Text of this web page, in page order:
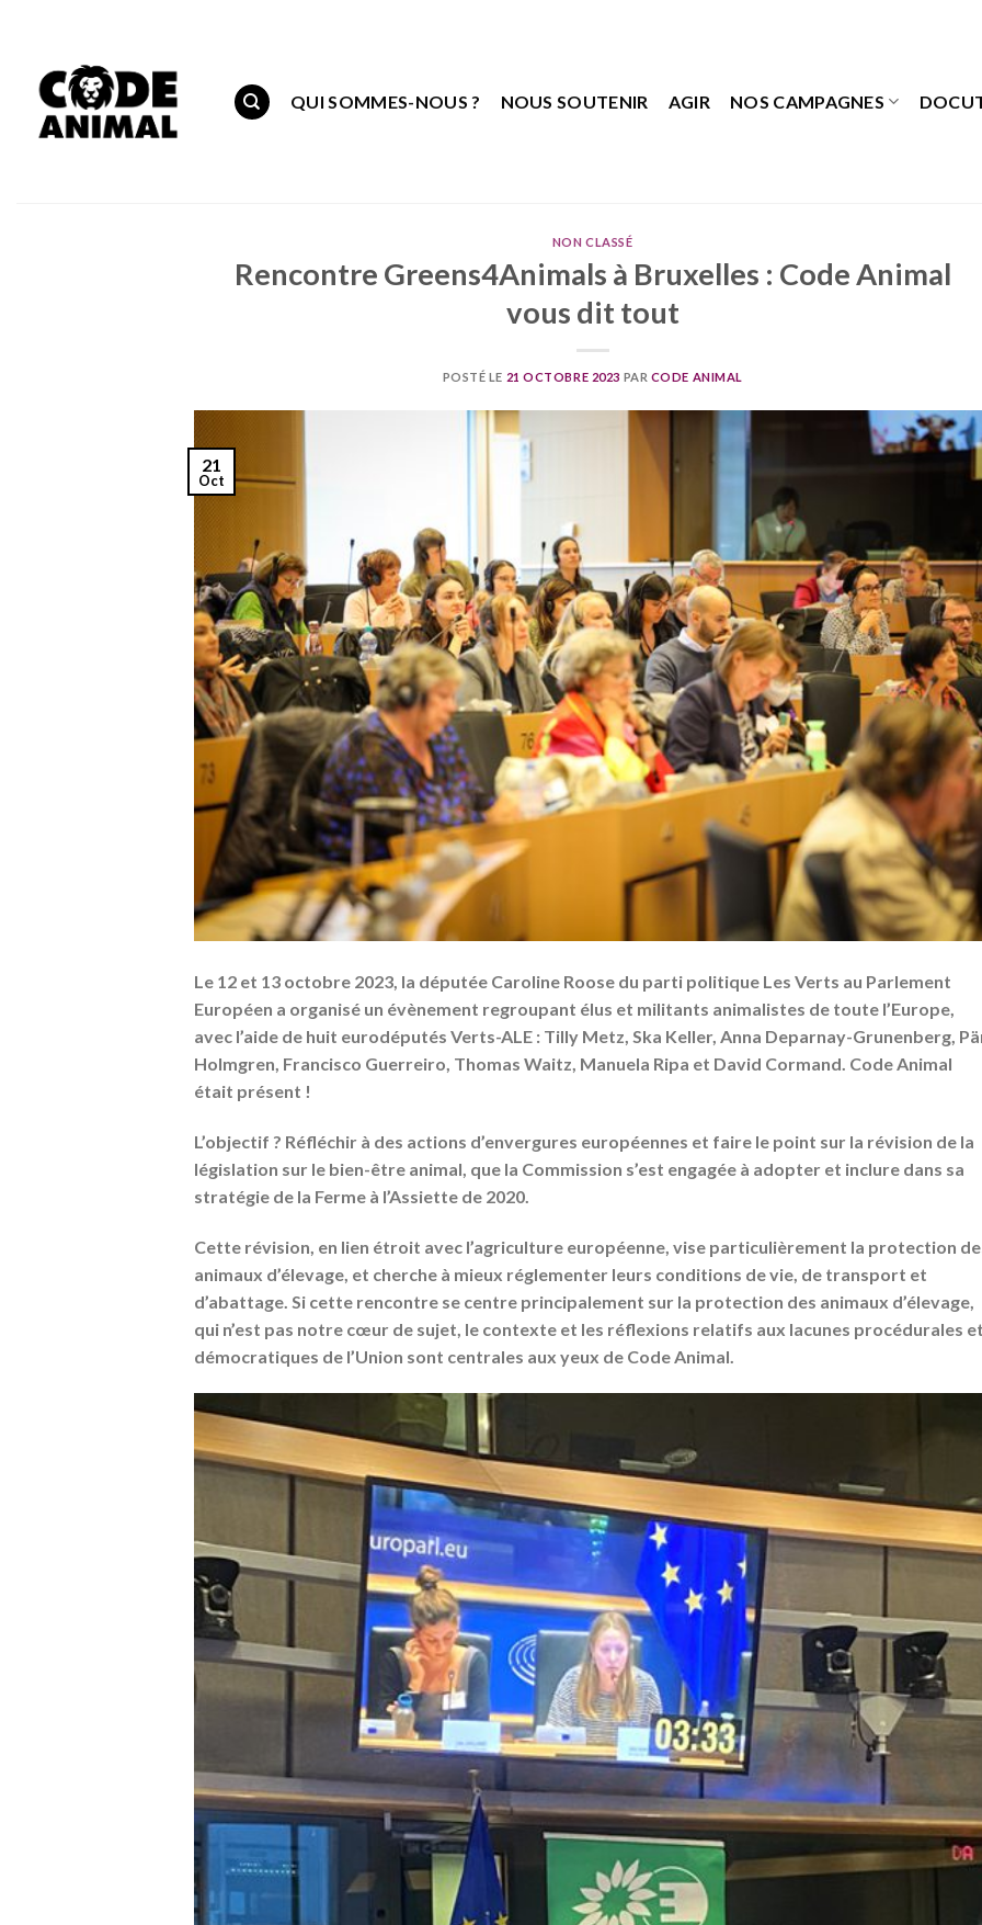
content
QUI SOMMES-NOUS ?
NOUS SOUTENIR AGIR NOS CAMPAGNES
NON CLASSÉ
Rencontre Greens4Animals à Bruxelles : Code Animal
vous dit tout
POSTÉ LE 21 OCTOBRE 2023 PAR CODE ANIMAL
21
Oct
Le 12 et 13 octobre 2023, la députée Caroline Roose du parti politique Les Verts au Parlement
Européen a organisé un évènement regroupant élus et militants animalistes de toute l’Europe,
avec l’aide de huit eurodéputés Verts-ALE : Tilly Metz, Ska Keller, Anna Deparnay-Grunenberg,
Holmgren, Francisco Guerreiro, Thomas Waitz, Manuela Ripa et David Cormand. Code Animal
était présent !
L’objectif ? Réfléchir à des actions d’envergures européennes et faire le point sur la révision de la
législation sur le bien-être animal, que la Commission s’est engagée à adopter et inclure dans sa
stratégie de la Ferme à l’Assiette de 2020.
Cette révision, en lien étroit avec l’agriculture européenne, vise particulièrement la protection
animaux d’élevage, et cherche à mieux réglementer leurs conditions de vie, de transport et
d’abattage. Si cette rencontre se centre principalement sur la protection des animaux d’élevage,
qui n’est pas notre cœur de sujet, le contexte et les réflexions relatifs aux lacunes procédurales
démocratiques de l’Union sont centrales aux yeux de Code Animal.